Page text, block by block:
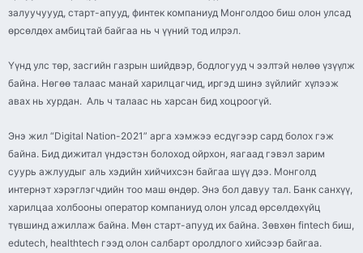
залуучуууд, старт-апууд, финтек компаниуд Монголдоо биш олон улсад
өрсөлдөх амбицтай байгаа нь ч үүний тод илрэл.
Үүнд улс төр, засгийн газрын шийдвэр, бодлогууд ч ээлтэй нөлөө үзүүлж
байна. Нөгөө талаас манай харилцагчид, иргэд шинэ зүйлийг хүлээж
авах нь хурдан. Аль ч талаас нь харсан бид хоцроогүй.
Энэ жил “Digital Nation-2021” арга хэмжээ есдүгээр сард болох гэж
байна. Бид дижитал үндэстэн болоход ойрхон, яагаад гэвэл зарим
суурь ажлуудыг аль хэдийн хийчихсэн байгаа шүү дээ. Монголд
интернэт хэрэглэгчдийн тоо маш өндөр. Энэ бол давуу тал. Банк санхүү,
харилцаа холбооны оператор компаниуд олон улсад өрсөлдөхүйц
түвшинд ажиллаж байна. Мөн старт-апууд их байна. Зөвхөн fintech биш,
edutech, healthtech гээд олон салбарт оролдлого хийсээр байгаа.